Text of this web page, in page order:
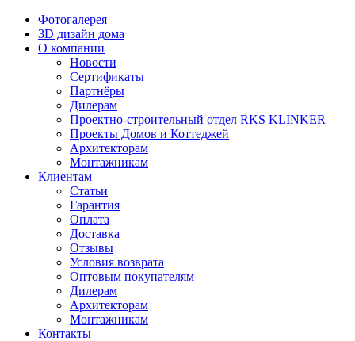
Фотогалерея
3D дизайн дома
О компании
Новости
Сертификаты
Партнёры
Дилерам
Проектно-строительный отдел RKS KLINKER
Проекты Домов и Коттеджей
Архитекторам
Монтажникам
Клиентам
Статьи
Гарантия
Оплата
Доставка
Отзывы
Условия возврата
Оптовым покупателям
Дилерам
Архитекторам
Монтажникам
Контакты